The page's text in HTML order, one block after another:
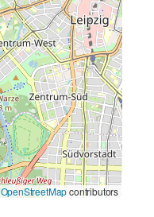
OpenStreetMapcontributors